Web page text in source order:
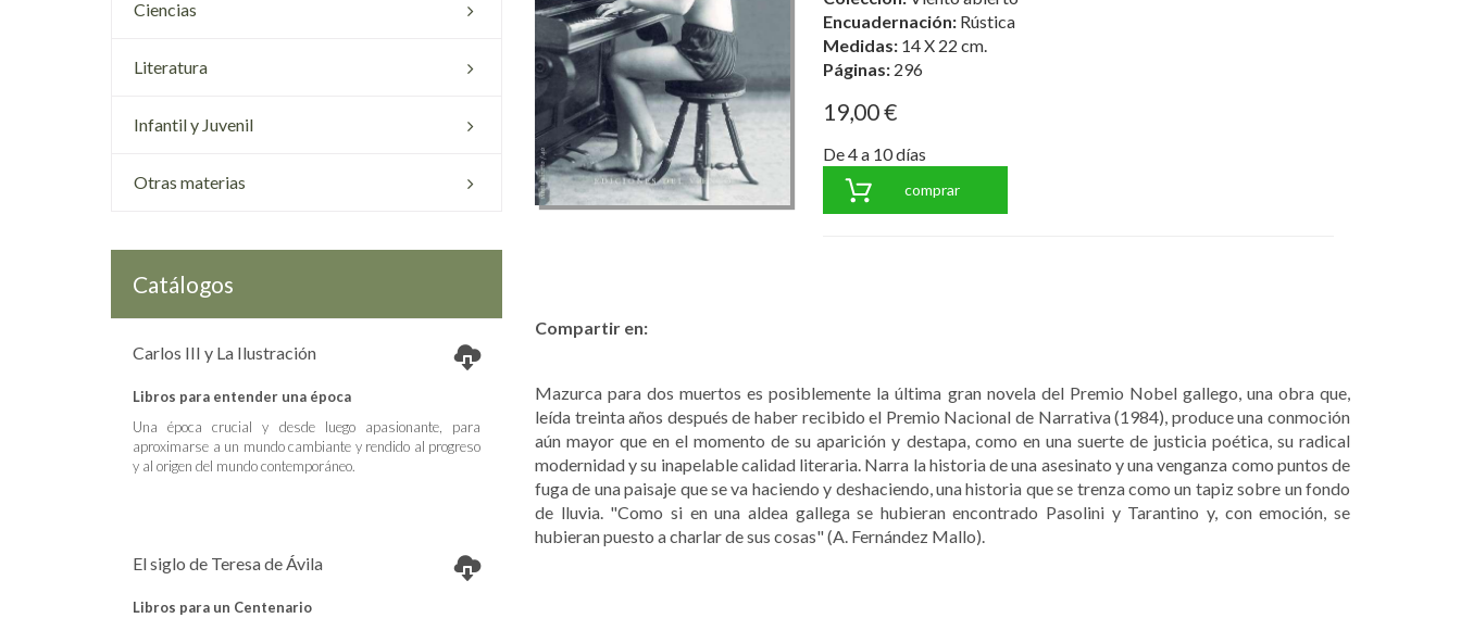
Ciencias
Literatura
Infantil y Juvenil
Otras materias
Catálogos
Carlos III y La Ilustración
Libros para entender una época
Una época crucial y desde luego apasionante, para
aproximarse a un mundo cambiante y rendido al progreso
y al origen del mundo contemporáneo.
El siglo de Teresa de Ávila
Libros para un Centenario
Encuadernación: Rústica
Medidas: 14 X 22 cm.
Páginas: 296
19,00 €
De 4 a 10 días
comprar
Compartir en:
Mazurca para dos muertos es posiblemente la última gran novela del Premio Nobel gallego, una obra que,
leída treinta años después de haber recibido el Premio Nacional de Narrativa (1984), produce una conmoción
aún mayor que en el momento de su aparición y destapa, como en una suerte de justicia poética, su radical
modernidad y su inapelable calidad literaria. Narra la historia de una asesinato y una venganza como puntos de
fuga de una paisaje que se va haciendo y deshaciendo, una historia que se trenza como un tapiz sobre un fondo
de lluvia. "Como si en una aldea gallega se hubieran encontrado Pasolini y Tarantino y, con emoción, se
hubieran puesto a charlar de sus cosas" (A. Fernández Mallo).